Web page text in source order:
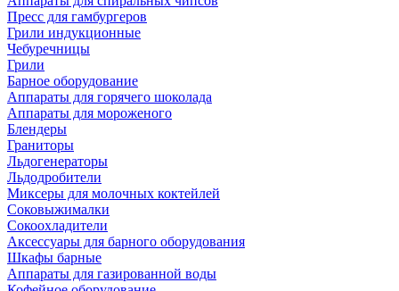
Пресс для гамбургеров
Грили индукционные
Чебуречницы
Грили
Барное оборудование
Аппараты для горячего шоколада
Аппараты для мороженого
Блендеры
Граниторы
Льдогенераторы
Льдодробители
Миксеры для молочных коктейлей
Соковыжималки
Сокоохладители
Аксессуары для барного оборудования
Шкафы барные
Аппараты для газированной воды